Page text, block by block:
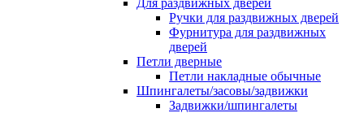
Для раздвижных дверей
Ручки для раздвижных дверей
Фурнитура для раздвижных
дверей
Петли дверные
Петли накладные обычные
Шпингалеты/засовы/задвижки
Задвижки/шпингалеты